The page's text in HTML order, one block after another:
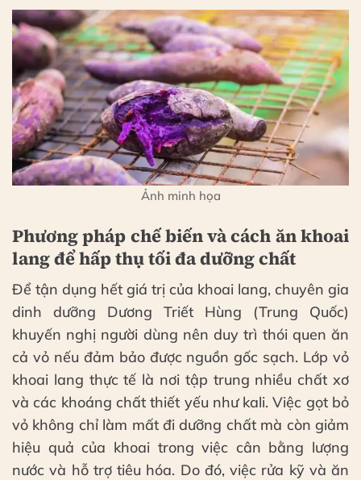
Ảnh minh họa
Phương pháp chế biến và cách ăn khoai
lang để hấp thụ tối đa dưỡng chất
Để tận dụng hết giá trị của khoai lang, chuyên gia
dinh dưỡng Dương Triết Hùng (Trung Quốc)
khuyến nghị người dùng nên duy trì thói quen ăn
cả vỏ nếu đảm bảo được nguồn gốc sạch. Lớp vỏ
khoai lang thực tế là nơi tập trung nhiều chất xơ
và các khoáng chất thiết yếu như kali. Việc gọt bỏ
vỏ không chỉ làm mất đi dưỡng chất mà còn giảm
hiệu quả của khoai trong việc cân bằng lượng
nước và hỗ trợ tiêu hóa. Do đó, việc rửa kỹ và ăn